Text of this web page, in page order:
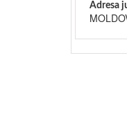
Adresa